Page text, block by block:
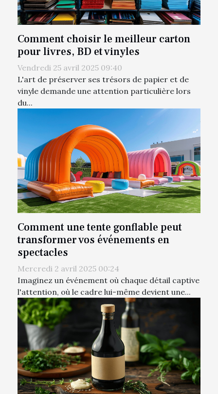
Comment choisir le meilleur carton
pour livres, BD et vinyles
Vendredi 25 avril 2025 09:40
L'art de préserver ses trésors de papier et de
vinyle demande une attention particulière lors
du...
Comment une tente gonflable peut
transformer vos événements en
spectacles
Mercredi 2 avril 2025 00:24
Imaginez un événement où chaque détail captive
l'attention, où le cadre lui-même devient une...